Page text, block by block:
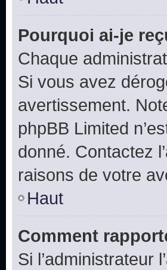
Pourquoi ai-je
Chaque
Si vous avez
avertissement.
phpBB Limited
donné. Contactez
raisons de votre
Haut
Comment
Si l’administrateur